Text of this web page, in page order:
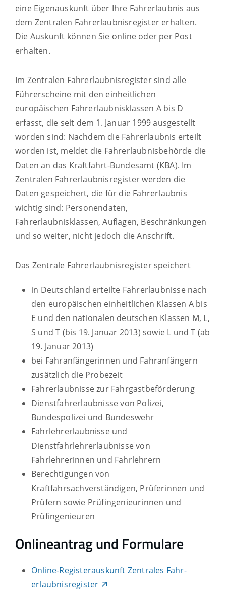
eine Eigenauskunft über Ihre Fahrerlaubnis aus
dem Zentralen Fahrerlaubnisregister erhalten.
Die Auskunft können Sie online oder per Post
erhalten.
Im Zentralen Fahrerlaubnisregister sind alle
Führerscheine mit den einheitlichen
europäischen Fahrerlaubnisklassen A bis D
erfasst, die seit dem 1. Januar 1999 ausgestellt
worden sind: Nachdem die Fahrerlaubnis erteilt
worden ist, meldet die Fahrerlaubnisbehörde die
Daten an das Kraftfahrt-Bundesamt (KBA). Im
Zentralen Fahrerlaubnisregister werden die
Daten gespeichert, die für die Fahrerlaubnis
wichtig sind: Personendaten,
Fahrerlaubnisklassen, Auflagen, Beschränkungen
und so weiter, nicht jedoch die Anschrift.
Das Zentrale Fahrerlaubnisregister speichert
in Deutschland erteilte Fahrerlaubnisse nach
den europäischen einheitlichen Klassen A bis
E und den nationalen deutschen Klassen M, L,
S und T (bis 19. Januar 2013) sowie L und T (ab
19. Januar 2013)
bei Fahranfängerinnen und Fahranfängern
zusätzlich die Probezeit
Fahrerlaubnisse zur Fahrgastbeförderung
Dienstfahrerlaubnisse von Polizei,
Bundespolizei und Bundeswehr
Fahrlehrerlaubnisse und
Dienstfahrlehrerlaubnisse von
Fahrlehrerinnen und Fahrlehrern
Berechtigungen von
Kraftfahrsachverständigen, Prüferinnen und
Prüfern sowie Prüfingenieurinnen und
Prüfingenieuren
Onlineantrag und Formulare
Online-Registerauskunft Zentrales Fahr­
erlaubnis­register